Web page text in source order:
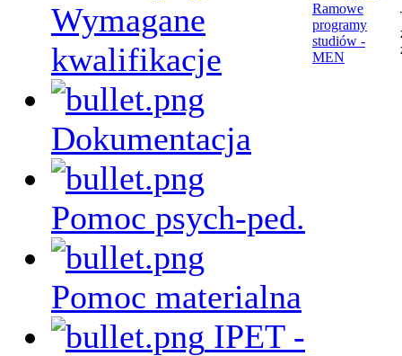
Wymagane
kwalifikacje
Dokumentacja
Pomoc psych-ped.
Pomoc materialna
IPET -
Ramowe
programy
studiów -
MEN